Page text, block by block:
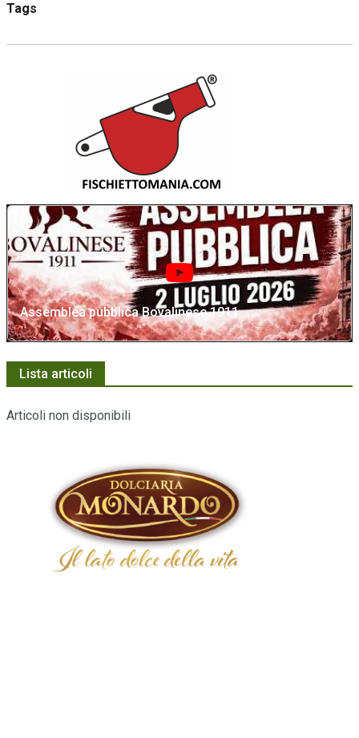
Tags
Assemblea pubblica Bovalinese 1911
Lista articoli
Articoli non disponibili